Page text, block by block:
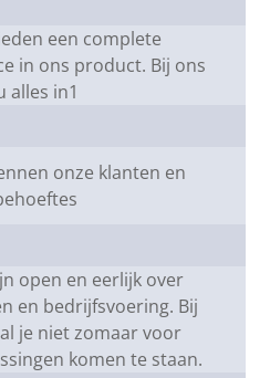
een complete
in ons product. Bij ons
alles in1
onze klanten en
open en eerlijk over
en bedrijfsvoering. Bij
je niet zomaar voor
komen te staan.